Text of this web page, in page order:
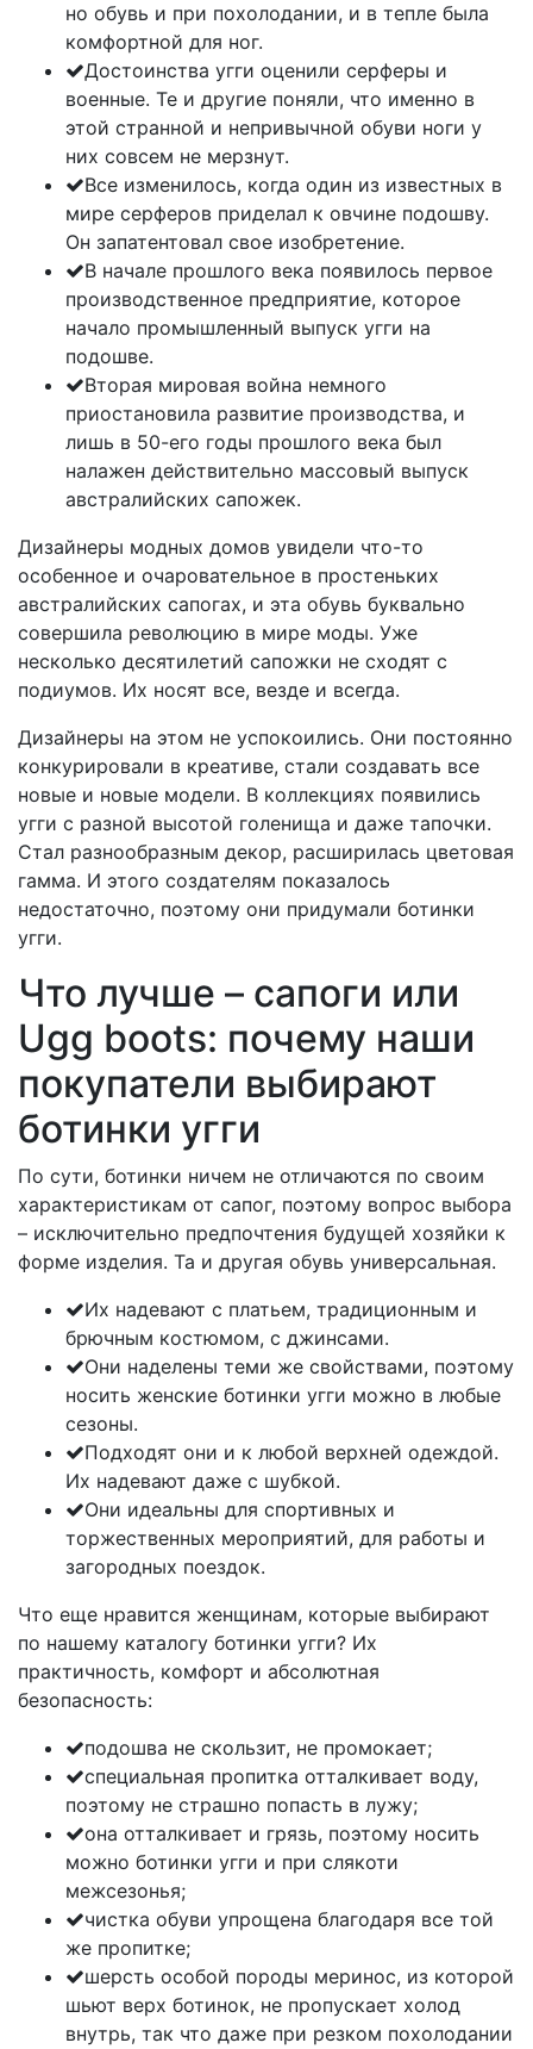
но обувь и при похолодании, и в тепле была
комфортной для ног.
Достоинства угги оценили серферы и
военные. Те и другие поняли, что именно в
этой странной и непривычной обуви ноги у
них совсем не мерзнут.
Все изменилось, когда один из известных в
мире серферов приделал к овчине подошву.
Он запатентовал свое изобретение.
В начале прошлого века появилось первое
производственное предприятие, которое
начало промышленный выпуск угги на
подошве.
Вторая мировая война немного
приостановила развитие производства, и
лишь в 50-его годы прошлого века был
налажен действительно массовый выпуск
австралийских сапожек.
Дизайнеры модных домов увидели что-то
особенное и очаровательное в простеньких
австралийских сапогах, и эта обувь буквально
совершила революцию в мире моды. Уже
несколько десятилетий сапожки не сходят с
подиумов. Их носят все, везде и всегда.
Дизайнеры на этом не успокоились. Они постоянно
конкурировали в креативе, стали создавать все
новые и новые модели. В коллекциях появились
угги с разной высотой голенища и даже тапочки.
Стал разнообразным декор, расширилась цветовая
гамма. И этого создателям показалось
недостаточно, поэтому они придумали ботинки
угги.
Что лучше – сапоги или
Ugg boots: почему наши
покупатели выбирают
ботинки угги
По сути, ботинки ничем не отличаются по своим
характеристикам от сапог, поэтому вопрос выбора
– исключительно предпочтения будущей хозяйки к
форме изделия. Та и другая обувь универсальная.
Их надевают с платьем, традиционным и
брючным костюмом, с джинсами.
Они наделены теми же свойствами, поэтому
носить женские ботинки угги можно в любые
сезоны.
Подходят они и к любой верхней одеждой.
Их надевают даже с шубкой.
Они идеальны для спортивных и
торжественных мероприятий, для работы и
загородных поездок.
Что еще нравится женщинам, которые выбирают
по нашему каталогу ботинки угги? Их
практичность, комфорт и абсолютная
безопасность:
подошва не скользит, не промокает;
специальная пропитка отталкивает воду,
поэтому не страшно попасть в лужу;
она отталкивает и грязь, поэтому носить
можно ботинки угги и при слякоти
межсезонья;
чистка обуви упрощена благодаря все той
же пропитке;
шерсть особой породы меринос, из которой
шьют верх ботинок, не пропускает холод
внутрь, так что даже при резком похолодании